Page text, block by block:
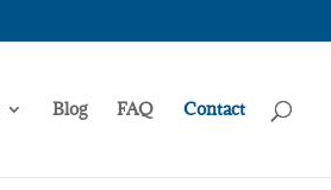
Blog FAQ Contact